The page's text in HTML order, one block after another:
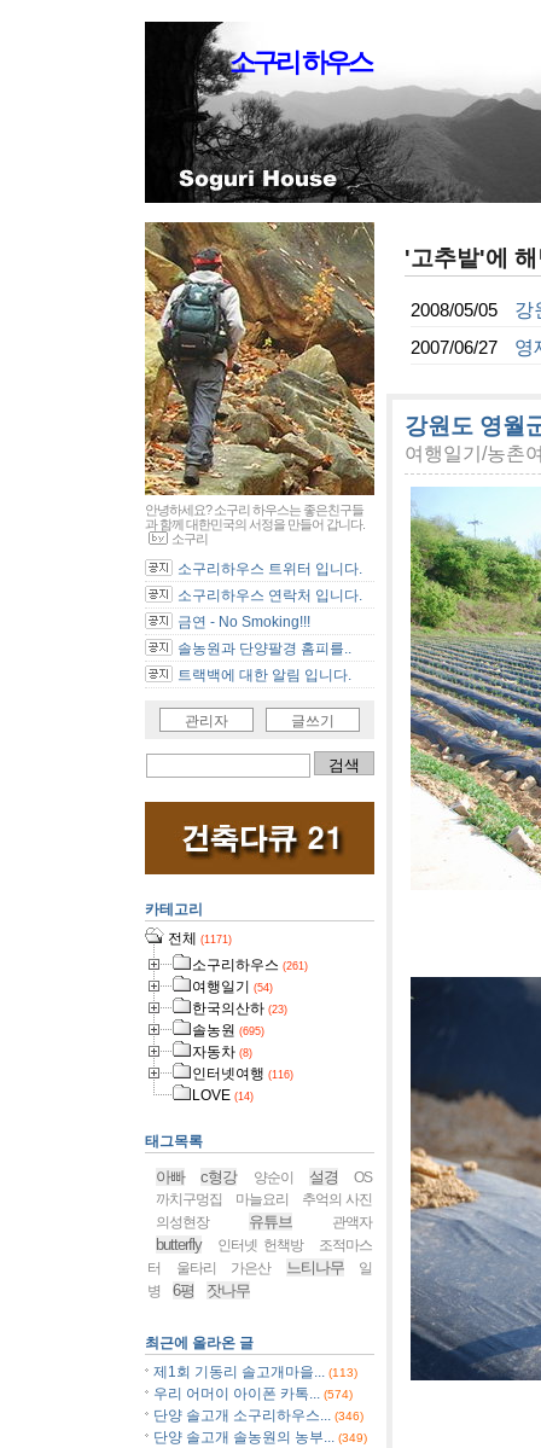
소구리 하우스
'고추밭'에
2008/05/05 강
2007/06/27 영
강원도 영월
여행일기/농촌
안녕하세요? 소구리 하우스는 좋은친구들
과 함께 대한민국의 서정을 만들어 갑니다.
소구리
소구리하우스 트위터 입니다.
소구리하우스 연락처 입니다.
금연 - No Smoking!!!
솔농원과 단양팔경 홈피를..
트랙백에 대한 알림 입니다.
관리자 글쓰기
카테고리
전체 (1171)
소구리하우스 (261)
여행일기 (54)
한국의산하 (23)
솔농원 (695)
자동차 (8)
인터넷여행 (116)
LOVE (14)
태그목록
아빠 c형강 양순이 설경
OS
까치구멍집
마늘요리
추억의 사진
의성현장
유튜브 관액자
butterfly 인터넷 헌책방
조적마스
터
울타리 가은산 느티나무
일
병
6평 잣나무
최근에 올라온 글
제1회 기동리 솔고개마을...
(113)
우리 어머이 아이폰 카톡... (574)
단양 솔고개 소구리하우스... (346)
단양 솔고개 솔농원의 농부... (349)